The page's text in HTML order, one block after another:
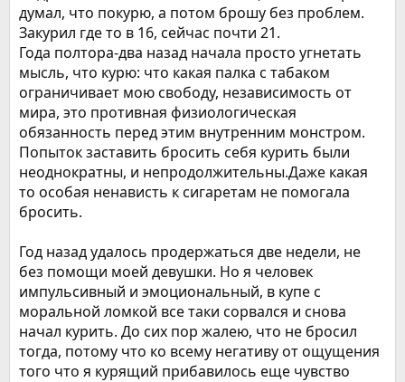
думал, что покурю, а потом брошу без проблем.
Закурил где то в 16, сейчас почти 21.
Года полтора-два назад начала просто угнетать
мысль, что курю: что какая палка с табаком
ограничивает мою свободу, независимость от
мира, это противная физиологическая
обязанность перед этим внутренним монстром.
Попыток заставить бросить себя курить были
неоднократны, и непродолжительны.Даже какая
то особая ненависть к сигаретам не помогала
бросить.
Год назад удалось продержаться две недели, не
без помощи моей девушки. Но я человек
импульсивный и эмоциональный, в купе с
моральной ломкой все таки сорвался и снова
начал курить. До сих пор жалею, что не бросил
тогда, потому что ко всему негативу от ощущения
того что я курящий прибавилось еще чувство